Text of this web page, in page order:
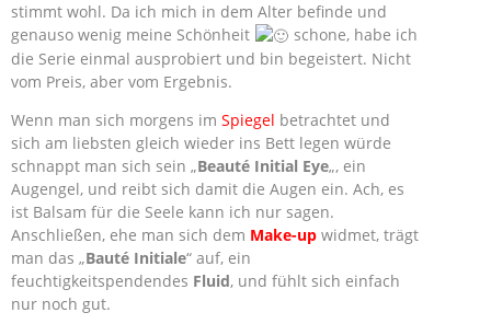
stimmt wohl. Da ich mich in dem Alter befinde und
genauso wenig meine Schönheit
schone, habe ich
die Serie einmal ausprobiert und bin begeistert. Nicht
vom Preis, aber vom Ergebnis.
Wenn man sich morgens im Spiegel betrachtet und
sich am liebsten gleich wieder ins Bett legen würde
schnappt man sich sein „Beauté Initial Eye„, ein
Augengel, und reibt sich damit die Augen ein. Ach, es
ist Balsam für die Seele kann ich nur sagen.
Anschließen, ehe man sich dem Make-up widmet, trägt
man das „Bauté Initiale“ auf, ein
feuchtigkeitspendendes Fluid, und fühlt sich einfach
nur noch gut.